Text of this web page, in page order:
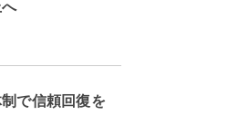
制で信頼回復を